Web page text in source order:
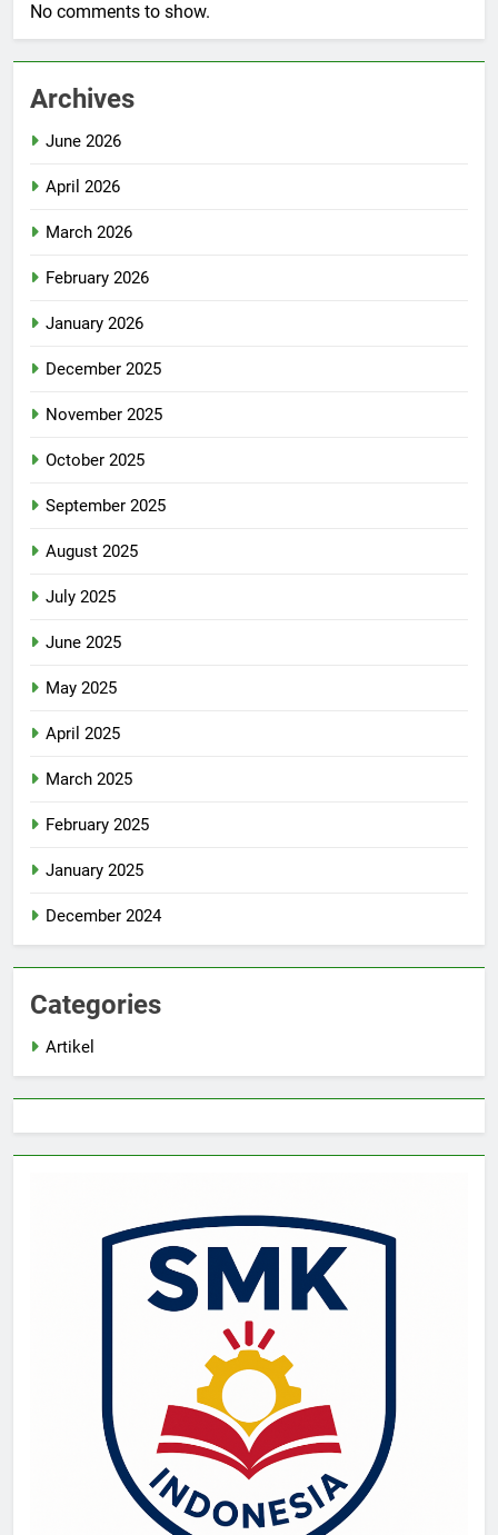
No comments to show.
Archives
June 2026
April 2026
March 2026
February 2026
January 2026
December 2025
November 2025
October 2025
September 2025
August 2025
July 2025
June 2025
May 2025
April 2025
March 2025
February 2025
January 2025
December 2024
Categories
Artikel